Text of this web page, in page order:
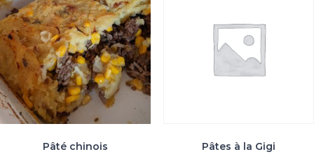
Pâté chinois Pâtes à la Gigi